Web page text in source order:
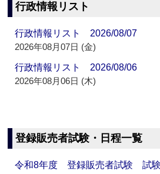
行政情報リスト
行政情報リスト 2026/08/07
2026年08月07日 (金)
行政情報リスト 2026/08/06
2026年08月06日 (木)
登録販売者試験・日程一覧
令和8年度 登録販売者試験 試